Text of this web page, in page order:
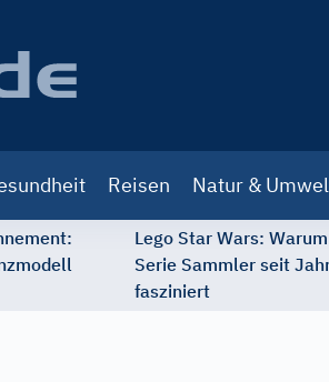
Reisen Natur &
Lego Star Wars:
Serie Sammler seit
fasziniert